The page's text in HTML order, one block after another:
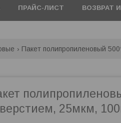
ПРАЙС-ЛИСТ ВОЗВРАТ
25мкм,